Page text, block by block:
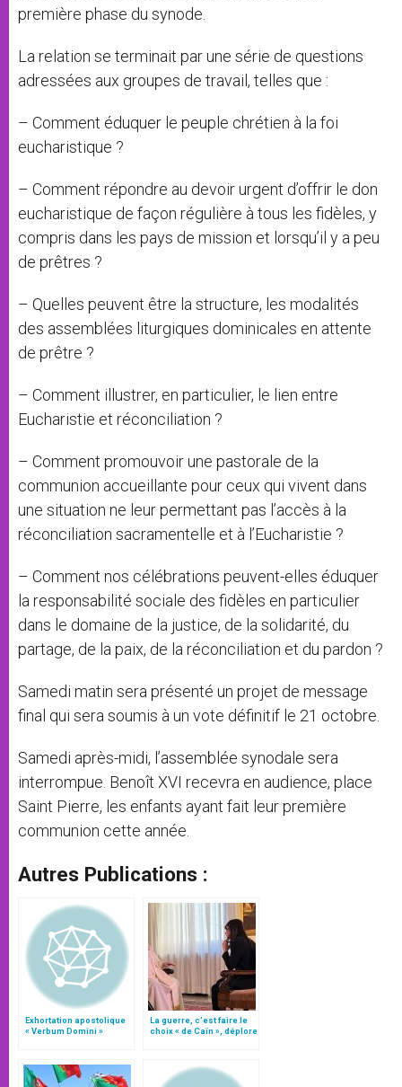
première phase du synode.
La relation se terminait par une série de questions
adressées aux groupes de travail, telles que :
– Comment éduquer le peuple chrétien à la foi
eucharistique ?
– Comment répondre au devoir urgent d’offrir le don
eucharistique de façon régulière à tous les fidèles, y
compris dans les pays de mission et lorsqu’il y a peu
de prêtres ?
– Quelles peuvent être la structure, les modalités
des assemblées liturgiques dominicales en attente
de prêtre ?
– Comment illustrer, en particulier, le lien entre
Eucharistie et réconciliation ?
– Comment promouvoir une pastorale de la
communion accueillante pour ceux qui vivent dans
une situation ne leur permettant pas l’accès à la
réconciliation sacramentelle et à l’Eucharistie ?
– Comment nos célébrations peuvent-elles éduquer
la responsabilité sociale des fidèles en particulier
dans le domaine de la justice, de la solidarité, du
partage, de la paix, de la réconciliation et du pardon ?
Samedi matin sera présenté un projet de message
final qui sera soumis à un vote définitif le 21 octobre.
Samedi après-midi, l’assemblée synodale sera
interrompue. Benoît XVI recevra en audience, place
Saint Pierre, les enfants ayant fait leur première
communion cette année.
Autres Publications :
Exhortation apostolique
« Verbum Domini »
La guerre, c’est faire le
choix « de Caïn », déplore